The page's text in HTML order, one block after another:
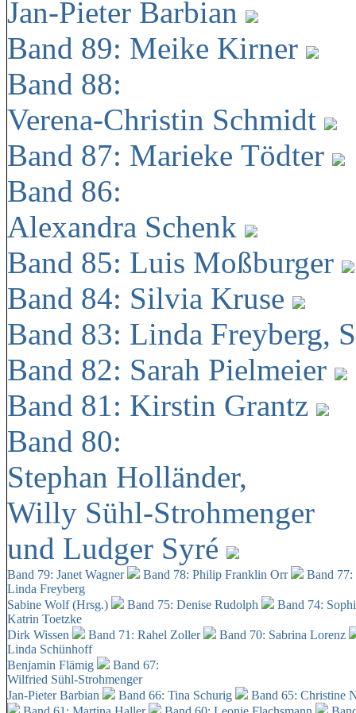
Jan-Pieter Barbian
Band 89: Meike Kirner
Band 88:
Verena-Christin Schmidt
Band 87: Marieke Tödter
Band 86:
Alexandra Schenk
Band 85: Luis Moßburger
Band 84: Silvia Kruse
Band 83: Linda Freyberg,
Band 82: Sarah Pielmeier
Band 81: Kirstin Grantz
Band 80:
Stephan Holländer,
Willy Sühl-Strohmenger
und Ludger Syré
Band 79: Janet Wagner Band 78: Philip Franklin Orr
Band
Linda Freyberg
Sabine Wolf (Hrsg.)
Band 75: Denise Rudolph
Band 74:
Katrin Toetzke
Dirk Wissen
Band 71: Rahel Zoller
Band 70: Sabrina Lorenz
Linda Schünhoff
Benjamin Flämig
Band 67:
Wilfried Sühl-Strohmenger
Jan-Pieter Barbian
Band 66: Tina Schurig
Band 65: Christine